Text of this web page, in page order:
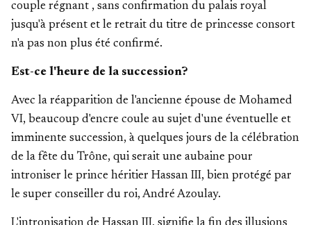
couple régnant , sans confirmation du palais royal
jusqu'à présent et le retrait du titre de princesse consort
n'a pas non plus été confirmé.
Est-ce l'heure de la succession?
Avec la réapparition de l'ancienne épouse de Mohamed
VI, beaucoup d'encre coule au sujet d'une éventuelle et
imminente succession, à quelques jours de la célébration
de la fête du Trône, qui serait une aubaine pour
introniser le prince héritier Hassan III, bien protégé par
le super conseiller du roi, André Azoulay.